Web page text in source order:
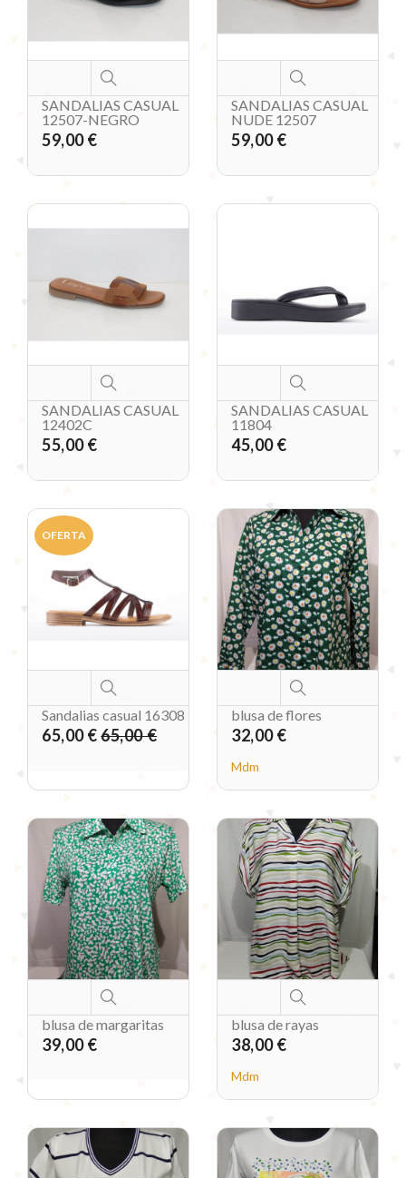
SANDALIAS CASUAL
12507-NEGRO
59,00 €
SANDALIAS CASUAL
NUDE 12507
59,00 €
SANDALIAS CASUAL
12402C
55,00 €
SANDALIAS CASUAL
11804
45,00 €
OFERTA
Sandalias casual 16308
65,00 €65,00 €
blusa de flores
32,00 €
Mdm
blusa de margaritas
39,00 €
blusa de rayas
38,00 €
Mdm